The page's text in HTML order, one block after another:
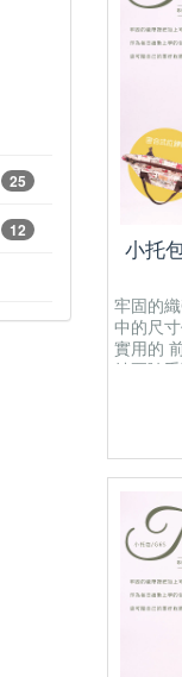
25
12
小托
牢固的
中的尺
實用的
納要隨
有一個
有開放
為防水